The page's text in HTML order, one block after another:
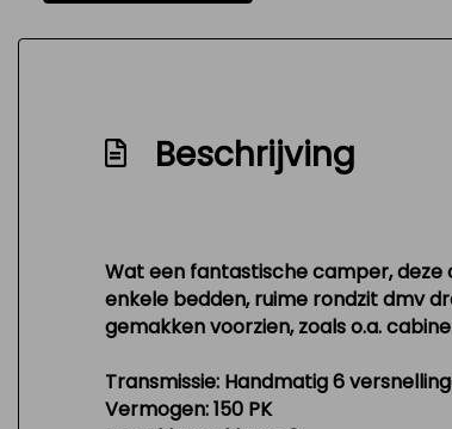
Verstelbare (in hoogte)
Beschrijving
Wat een fantastische camper, deze
enkele bedden, ruime rondzit dmv
gemakken voorzien, zoals o.a.
Transmissie: Handmatig 6
Vermogen: 150 PK